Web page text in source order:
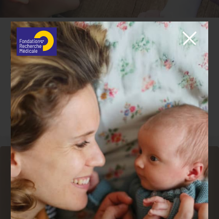
Où en est la recherche sur le
syndrome de l'X fragile ?
ActualitéQuestions de santé
Génétique
10 juillet 2026